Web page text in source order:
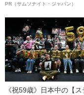
PR（サムソナイト・ジャパン）
《祝59歳》日本中の【